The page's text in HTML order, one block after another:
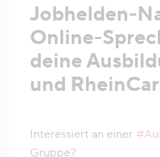
Jobhelden-
Online-
deine
und
Interessiert an einer
Gruppe?